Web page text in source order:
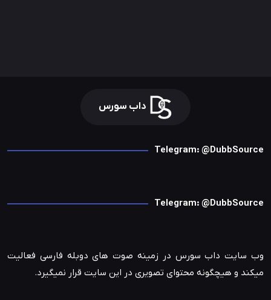
داب سورس
Telegram: @DubbSource
Telegram: @DubbSource
وب سایت داب سورس در زمینه صوت های دوبله فارسی فعالیت
میکند و هیچگونه محتوای تصویری در این سایت قرار نمیگیرد.